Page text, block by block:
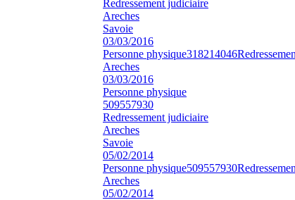
Redressement judiciaire
Areches
Savoie
03/03/2016
Personne physique318214046
Areches
03/03/2016
Personne physique
509557930
Redressement judiciaire
Areches
Savoie
05/02/2014
Personne physique509557930
Areches
05/02/2014